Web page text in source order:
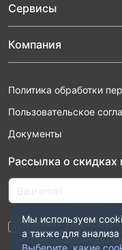
Сервисы
Компания
Политика обработки
Пользовательское
Документы
Рассылка о скидках
Нажимая
персональных данных
“О персональных
Мы используем
а также для
Выберите, какие